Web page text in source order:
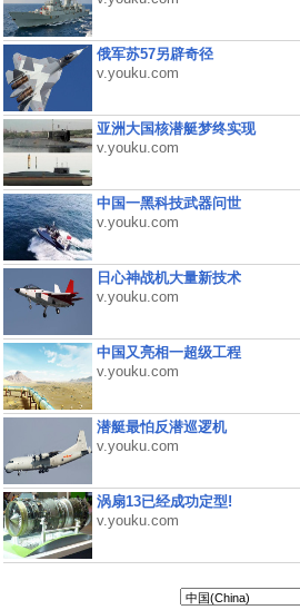
俄军苏57另辟奇径
v.youku.com
亚洲大国核潜艇梦终实现
v.youku.com
中国一黑科技武器问世
v.youku.com
日心神战机大量新技术
v.youku.com
中国又亮相一超级工程
v.youku.com
潜艇最怕反潜巡逻机
v.youku.com
涡扇13已经成功定型!
v.youku.com